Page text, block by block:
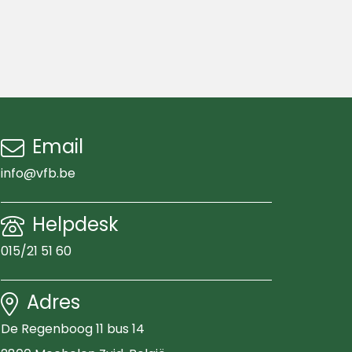
Email
info@vfb.be
Helpdesk
015/21 51 60
Adres
De Regenboog 11 bus 14